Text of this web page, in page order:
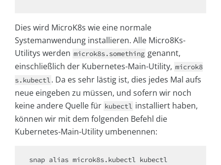
Dies wird MicroK8s wie eine normale
Systemanwendung installieren. Alle Micro8Ks-
Utilitys werden microk8s.something genannt,
einschließlich der Kubernetes-Main-Utility, microk8
s.kubectl. Da es sehr lästig ist, dies jedes Mal aufs
neue eingeben zu müssen, und sofern wir noch
keine andere Quelle für kubectl installiert haben,
können wir mit dem folgenden Befehl die
Kubernetes-Main-Utility umbenennen:
snap alias microk8s.kubectl kubectl